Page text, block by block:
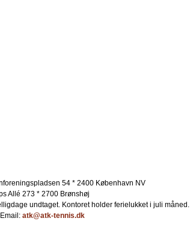
54 * 2400 København NV
Allé 273 * 2700 Brønshøj
undtaget. Kontoret holder ferielukket i juli måned.
atk@atk-tennis.dk